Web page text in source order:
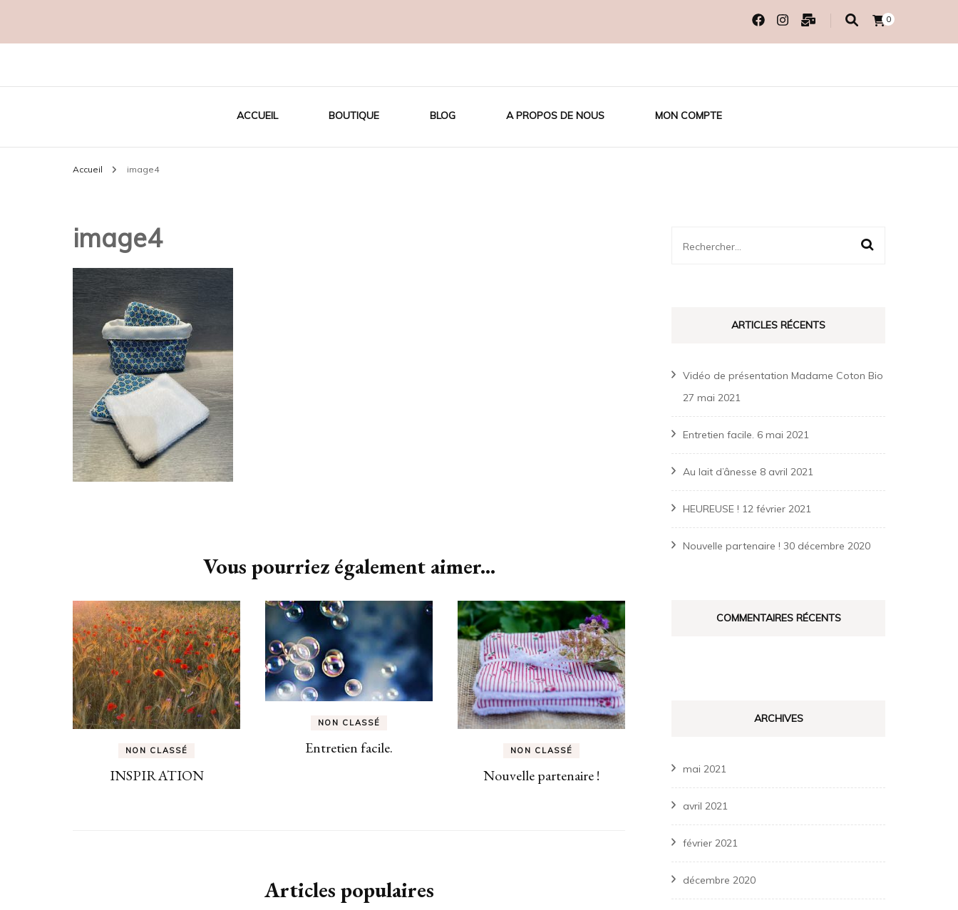
0
MADAME COTON BIO
ACCUEIL BOUTIQUE BLOG A PROPOS DE NOUS MON COMPTE
Accueil image4
image4
Vous pourriez également aimer...
NON CLASSÉ
INSPIRATION
NON CLASSÉ
Entretien facile. NON CLASSÉ
Nouvelle partenaire !
Articles populaires
Rechercher :
ARTICLES RÉCENTS
Vidéo de présentation Madame Coton Bio
27 mai 2021
Entretien facile. 6 mai 2021
Au lait d’ânesse 8 avril 2021
HEUREUSE ! 12 février 2021
Nouvelle partenaire ! 30 décembre 2020
COMMENTAIRES RÉCENTS
ARCHIVES
mai 2021
avril 2021
février 2021
décembre 2020